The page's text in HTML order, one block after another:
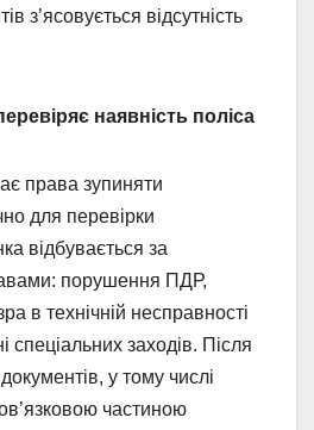
з’ясовується відсутність
наявність поліса
права зупиняти
для перевірки
відбувається за
порушення ПДР,
в технічній несправності
спеціальних заходів. Після
у тому числі
частиною